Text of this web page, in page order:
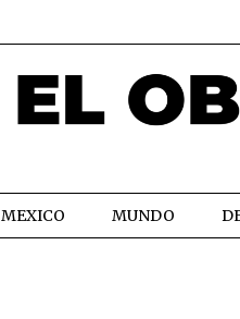
MEXICO MUNDO